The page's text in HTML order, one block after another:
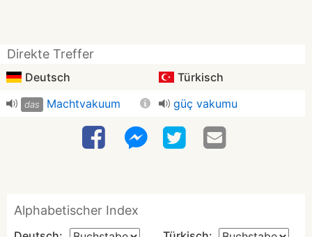
Direkte Treffer
Deutsch Türkisch
das Machtvakuum güç vakumu
Alphabetischer Index